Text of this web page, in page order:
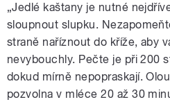
„Jedlé kaštany je nutné
sloupnout slupku.
straně naříznout do kříže, aby
nevybouchly. Pečte je při 200
dokud mírně nepopraskají.
pozvolna v mléce 20 až 30